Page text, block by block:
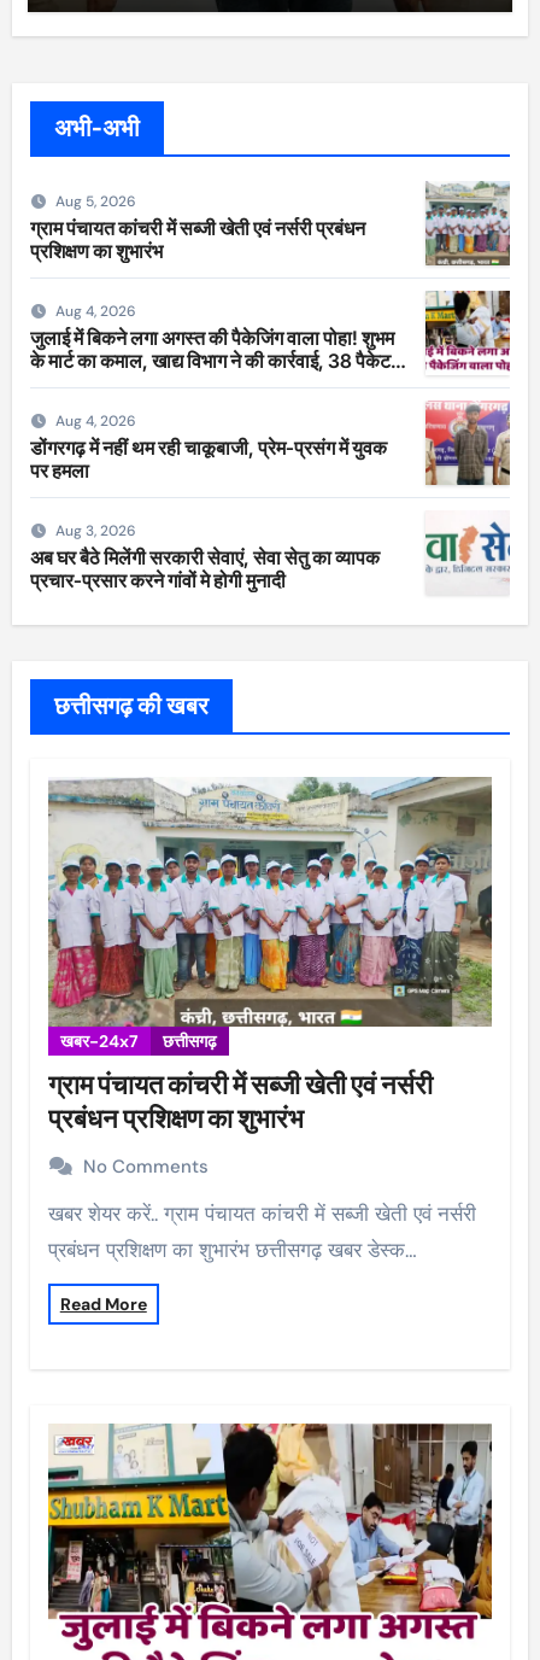
अभी-अभी
Aug 5, 2026
ग्राम पंचायत कांचरी में सब्जी खेती एवं नर्सरी प्रबंधन
प्रशिक्षण का शुभारंभ
Aug 4, 2026
जुलाई में बिकने लगा अगस्त की पैकेजिंग वाला पोहा! शुभम
के मार्ट का कमाल, खाद्य विभाग ने की कार्रवाई, 38 पैकेट
सीज
Aug 4, 2026
डोंगरगढ़ में नहीं थम रही चाकूबाजी, प्रेम-प्रसंग में युवक
पर हमला
Aug 3, 2026
अब घर बैठे मिलेंगी सरकारी सेवाएं, सेवा सेतु का व्यापक
प्रचार-प्रसार करने गांवों मे होगी मुनादी
छत्तीसगढ़ की खबर
खबर-24x7 छत्तीसगढ़
ग्राम पंचायत कांचरी में सब्जी खेती एवं नर्सरी
प्रबंधन प्रशिक्षण का शुभारंभ
No Comments
खबर शेयर करें.. ग्राम पंचायत कांचरी में सब्जी खेती एवं नर्सरी
प्रबंधन प्रशिक्षण का शुभारंभ छत्तीसगढ़ खबर डेस्क…
Read More